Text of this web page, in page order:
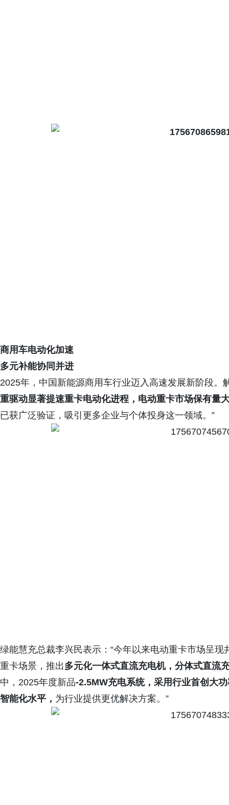
商用车电动化加速
多元补能协同并进
2025年，中国新能源商用车行业迈入高速发展新阶段。
重驱动显著提速重卡电动化进程，电动重卡市场保有量
已获广泛验证，吸引更多企业与个体投身这一领域。”
绿能慧充总裁李兴民表示：“今年以来电动重卡市场呈
重卡场景，推出多元化一体式直流充电机，分体式直流
中，2025年度新品-2.5MW充电系统，采用行业首创大
智能化水平， 为行业提供更优解决方案。”